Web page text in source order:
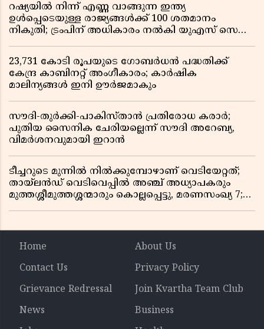
റഷ്യയിൽ നിന്ന് എണ്ണ വാങ്ങുന്ന ഇന്ത്യ
ഉൾപ്പെടെയുള്ള രാജ്യങ്ങൾക്ക് 100 ശതമാനം
നികുതി; ട്രംപിന് അധികാരം നൽകി യുഎസ് സെനറ്റ്
23,731 കോടി രൂപയുടെ ഗോബർധൻ പദ്ധതിക്ക്
കേന്ദ്ര കാബിനറ്റ് അംഗീകാരം; കാർഷിക
മാലിന്യങ്ങൾ ഇനി ഊർജമാകും
സൗദി-തുർക്കി-പാകിസ്താൻ പ്രതിരോധ കരാർ;
പുതിയ സൈനിക ചേരിയല്ലെന്ന് സൗദി അറേബ്യ,
വിമർശനവുമായി ഇറാൻ
ടീച്ചറുടെ മുന്നിൽ നിൽക്കുമ്പോഴാണ് വെടിയേറ്റത്;
തായ്‌ലൻഡ് വെടിവെപ്പിൽ അഞ്ച് അധ്യാപകരും
മുത്തശ്ശീമുത്തശ്ശന്മാരും കൊല്ലപ്പെട്ടു, മരണസംഖ്യ 7;
Home
About Us
Contact Us
Privacy Policy
Grievance Redressal
Join Kvartha Team Club
News
Business